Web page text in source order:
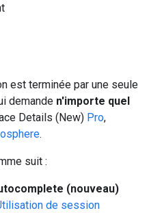
est terminée par une seule
demande n'importe quel
Details (New) Pro,
.
suit :
(nouveau)
de session